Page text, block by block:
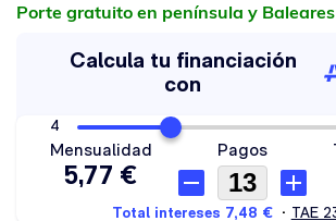
Porte gratuito en península y Baleares